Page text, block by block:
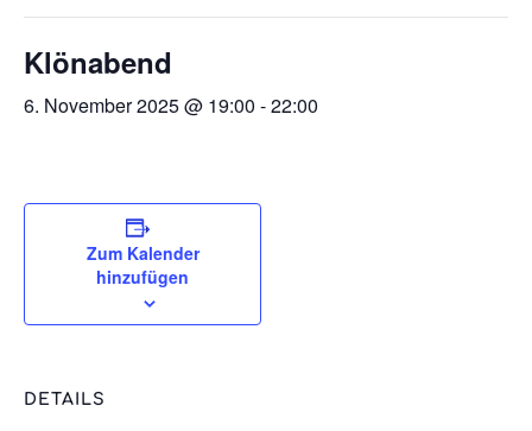
Klönabend
6. November 2025 @ 19:00 -22:00
Zum Kalender
hinzufügen
DETAILS